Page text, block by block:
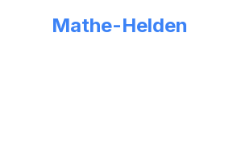
Mathe-Helden